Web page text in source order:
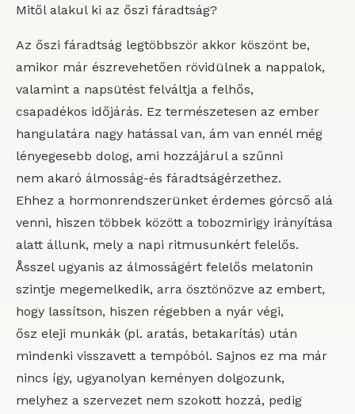
Mitől alakul ki az őszi fáradtság?
Az őszi fáradtság legtöbbször akkor köszönt be,
amikor már észrevehetően rövidülnek a nappalok,
valamint a napsütést felváltja a felhős,
csapadékos időjárás. Ez természetesen az ember
hangulatára nagy hatással van, ám van ennél még
lényegesebb dolog, ami hozzájárul a szűnni
nem akaró álmosság-és fáradtságérzethez.
Ehhez a hormonrendszerünket érdemes górcső alá
venni, hiszen többek között a tobozmirigy irányítása
alatt állunk, mely a napi ritmusunkért felelős.
Åsszel ugyanis az álmosságért felelős melatonin
szintje megemelkedik, arra ösztönözve az embert,
hogy lassítson, hiszen régebben a nyár végi,
ősz eleji munkák (pl. aratás, betakarítás) után
mindenki visszavett a tempóból. Sajnos ez ma már
nincs így, ugyanolyan keményen dolgozunk,
melyhez a szervezet nem szokott hozzá, pedig